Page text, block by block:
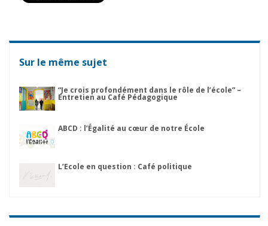
Sur le même sujet
“Je crois profondément dans le rôle de l’école” –
Entretien au Café Pédagogique
ABCD : l’Égalité au cœur de notre École
L’Ecole en question : Café politique